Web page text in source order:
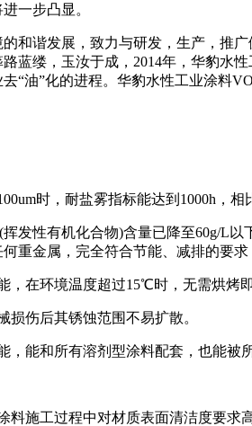
一步凸显。
和谐发展，致力与研发，生产，推
蓝缕，玉汝于成，2014年，华豹水
“油”化的进程。华豹水性工业涂料
时，耐盐雾指标能达到1000h，相
发性有机化合物)含量已降至60g/L以
重金属，完全符合节能、减排的要
在环境温度超过15℃时，无需烘烤即
伤后其锈蚀范围不易扩散。
能和所有溶剂型涂料配套，也能被
施工过程中对材质表面清洁度要求